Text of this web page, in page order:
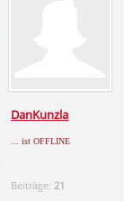
DanKunzla
... ist OFFLINE
Beiträge: 21